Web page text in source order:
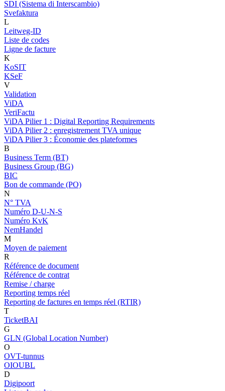
SDI (Sistema di Interscambio)
Svefaktura
L
Leitweg-ID
Liste de codes
Ligne de facture
K
KoSIT
KSeF
V
Validation
ViDA
VeriFactu
ViDA Pilier 1 : Digital Reporting Requirements
ViDA Pilier 2 : enregistrement TVA unique
ViDA Pilier 3 : Économie des plateformes
B
Business Term (BT)
Business Group (BG)
BIC
Bon de commande (PO)
N
N° TVA
Numéro D-U-N-S
Numéro KvK
NemHandel
M
Moyen de paiement
R
Référence de document
Référence de contrat
Remise / charge
Reporting temps réel
Reporting de factures en temps réel (RTIR)
T
TicketBAI
G
GLN (Global Location Number)
O
OVT-tunnus
OIOUBL
D
Digipoort